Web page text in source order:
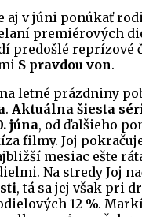
aj v júni ponúkať
premiérových
predošlé reprízové
S pravdou von.
letné prázdniny
. Aktuálna šiesta
júna, od ďalšieho
filmy. Joj
mesiac ešte
Na stredy Joj
, tá sa jej však pri
12 %.